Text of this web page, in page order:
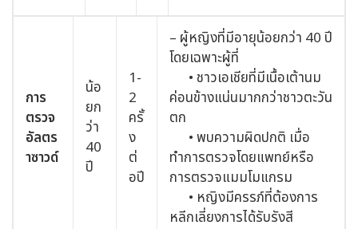
การ
ตรวจ
อัลตร
าซาวด์
น้อ
ยก
ว่า
40
ปี
1-
2
ครั้
ง
ต่
อปี
– ผู้หญิงที่มีอายุน้อยกว่า 40 ปี
โดยเฉพาะผู้ที่
• ชาวเอเชียที่มีเนื้อเต้านม
ค่อนข้างแน่นมากกว่าชาวตะวัน
ตก
• พบความผิดปกติ เมื่อ
ทำการตรวจโดยแพทย์หรือ
การตรวจแมมโมแกรม
• หญิงมีครรภ์ที่ต้องการ
หลีกเลี่ยงการได้รับรังสี